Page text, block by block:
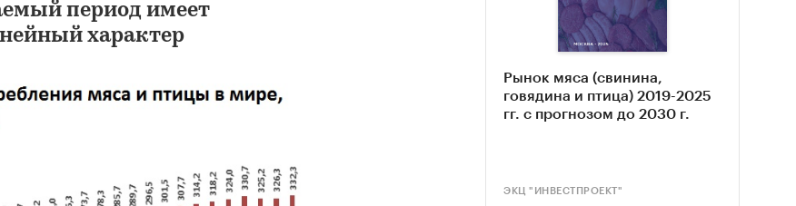
период имеет
характер
Рынок мяса (свинина,
говядина и птица) 2019-2025
гг. с прогнозом до 2030 г.
ЭКЦ "ИНВЕСТПРОЕКТ"